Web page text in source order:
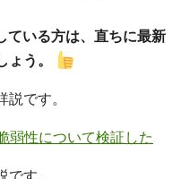
ている方は、直ちに最新
う。
です。
弱性について検証した
す。